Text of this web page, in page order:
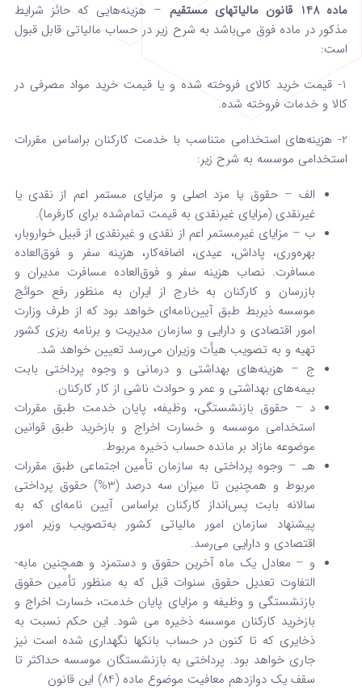
ماده 148 قانون مالیاتهای مستقیم
– هزینه‌هایی که حائز شرایط
مذکور در ماده فوق می‌باشد به شرح زیر در حساب مالیاتی قابل قبول
است:
1- قیمت خرید کالای فروخته شده و یا قیمت خرید مواد مصرفی در
کالا و خدمات فروخته‌ شده.
2- هزینه‌های استخدامی متناسب با خدمت­ کارکنان بر­اساس مقررات
استخدامی موسسه به شرح ­زیر:
‌الف – حقوق یا مزد اصلی و مزایای مستمر اعم از نقدی یا
غیرنقدی (‌مزایای غیرنقدی به قیمت تمام‌شده برای کارفرما).
ب – مزایای غیرمستمر اعم از نقدی و غیرنقدی از قبیل خواروبار،
بهره‌وری، پاداش، عیدی، اضافه‌کار، هزینه سفر و فوق‌العاده
مسافرت. نصاب هزینه سفر و فوق‌العاده مسافرت مدیران و
‌بازرسان و کارکنان به خارج از ایران به منظور رفع حوائج
موسسه ذیربط طبق آیین‌نامه‌ای خواهد بود که از طرف وزارت
امور اقتصادی ‌و دارایی و سازمان مدیریت و برنامه ­ریزی کشور
تهیه و به تصویب هیأت وزیران می‌رسد تعیین خواهد شد.
ج – هزینه‌های بهداشتی و درمانی و وجوه پرداختی بابت
بیمه‌های بهداشتی و عمر و حوادث ناشی از کار کارکنان.
د – حقوق بازنشستگی، وظیفه، پایان خدمت طبق مقررات
استخدامی موسسه و خسارت اخراج و بازخرید طبق قوانین
موضوعه مازاد بر مانده حساب ذخیره مربوط.
هـ – وجوه پرداختی به سازمان تأمین اجتماعی طبق مقررات
مربوط و همچنین تا میزان سه ‌درصد (3%) حقوق پرداختی
سالانه بابت پس‌انداز کارکنان براساس آیین­ نامه‌ای که به
پیشنهاد سازمان امور مالیاتی کشور به‌تصویب وزیر امور
اقتصادی و دارایی می‌رسد.
و – معادل یک ماه آخرین حقوق و دستمزد و همچنین مابه­
التفاوت تعدیل حقوق سنوات قبل که به منظور تأمین حقوق
بازنشستگی و وظیفه و مزایای پایان ‌خدمت، خسارت اخراج و
بازخرید کارکنان موسسه ذخیره می‌ شود. ‌این حکم نسبت به
ذخایری که تا کنون در حساب بانکها نگهداری شده است نیز
جاری خواهد بود. پرداختی به بازنشستگان موسسه حداکثر تا
سقف یک دوازدهم معافیت موضوع ماده ‌(84) این قانون